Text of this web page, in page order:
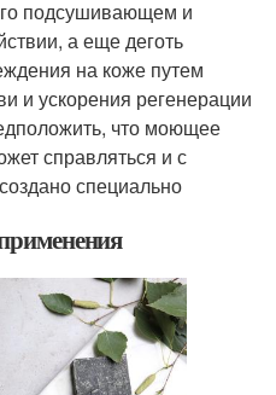
подсушивающем и
а еще деготь
на коже путем
и ускорения регенерации
что моющее
справляться и с
специально